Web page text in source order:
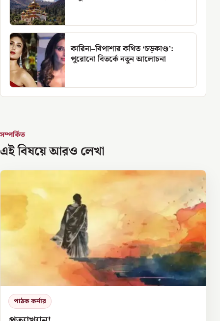
কারিনা–বিপাশার কথিত ‘চড়কাণ্ড’:
পুরোনো বিতর্কে নতুন আলোচনা
সম্পর্কিত
এই বিষয়ে আরও লেখা
পাঠক কর্নার